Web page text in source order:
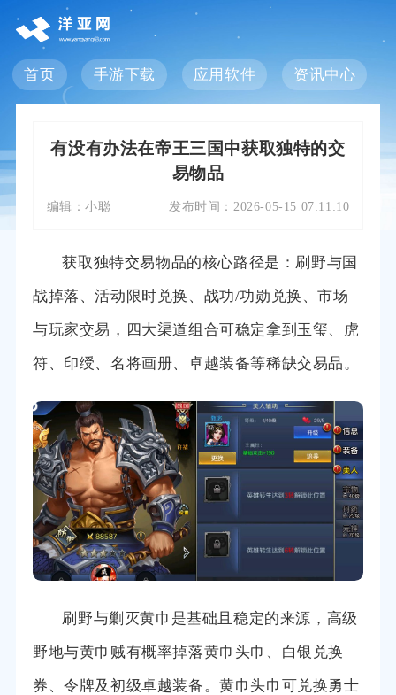
首页 手游下载 应用软件 资讯中心
有没有办法在帝王三国中获取独特的交
易物品
编辑：小聪 发布时间： 2026-05-15 07:11:10
获取独特交易物品的核心路径是：刷野与国
战掉落、活动限时兑换、战功/功勋兑换、市场
与玩家交易，四大渠道组合可稳定拿到玉玺、虎
符、印绶、名将画册、卓越装备等稀缺交易品。
刷野与剿灭黄巾是基础且稳定的来源，高级
野地与黄巾贼有概率掉落黄巾头巾、白银兑换
券、令牌及初级卓越装备。黄巾头巾可兑换勇士